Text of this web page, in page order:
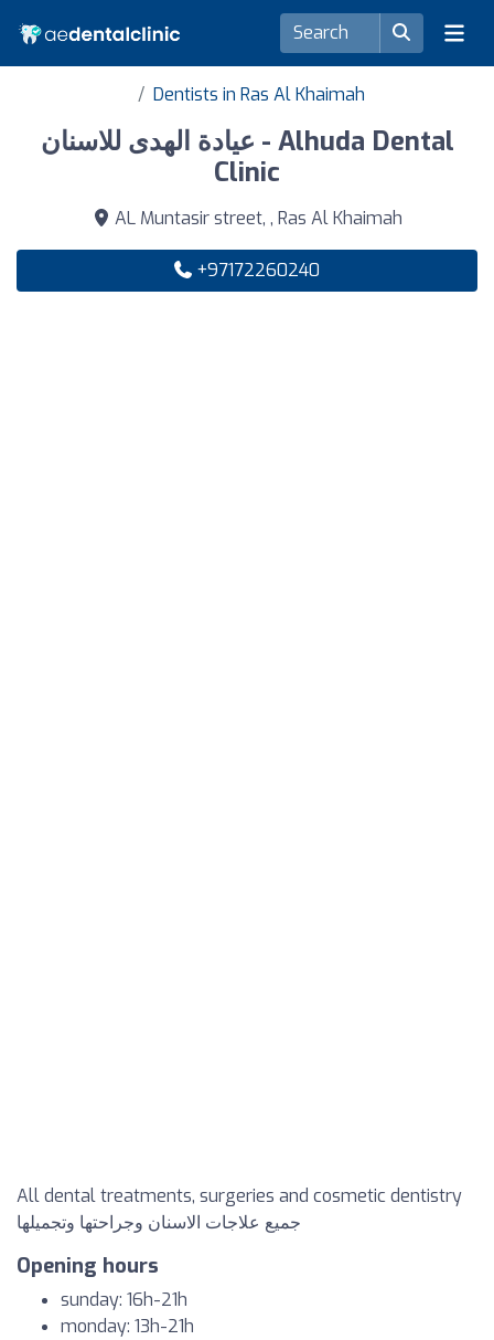
Dentists in Ras Al Khaimah
عيادة الهدى للاسنان - Alhuda Dental
Clinic
AL Muntasir street, , Ras Al Khaimah
+97172260240
All dental treatments, surgeries and cosmetic dentistry
جميع علاجات الاسنان وجراحتها وتجميلها
Opening hours
sunday: 16h-21h
monday: 13h-21h